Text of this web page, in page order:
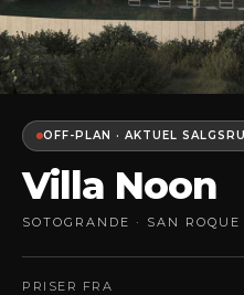
OFF-PLAN · AKTUEL
Villa Noon
SOTOGRANDE · SAN ROQUE
PRISER FRA